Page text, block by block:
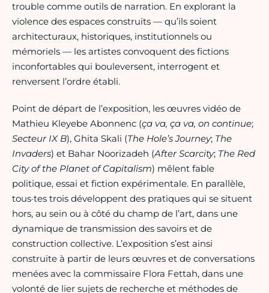
trouble comme outils de narration. En explorant la
violence des espaces construits — qu’ils soient
architecturaux, historiques, institutionnels ou
mémoriels — les artistes convoquent des fictions
inconfortables qui bouleversent, interrogent et
renversent l’ordre établi.
Point de départ de l’exposition, les œuvres vidéo de
Mathieu Kleyebe Abonnenc (ça va, ça va, on continue;
Secteur IX B), Ghita Skali (The Hole’s Journey; The
Invaders) et Bahar Noorizadeh (After Scarcity; The Red
City of the Planet of Capitalism) mêlent fable
politique, essai et fiction expérimentale. En parallèle,
tous·tes trois développent des pratiques qui se situent
hors, au sein ou à côté du champ de l’art, dans une
dynamique de transmission des savoirs et de
construction collective. L’exposition s’est ainsi
construite à partir de leurs œuvres et de conversations
menées avec la commissaire Flora Fettah, dans une
volonté de lier sujets de recherche et méthodes de